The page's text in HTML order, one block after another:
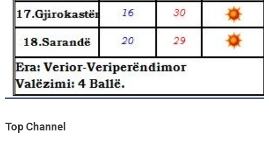
Top Channel